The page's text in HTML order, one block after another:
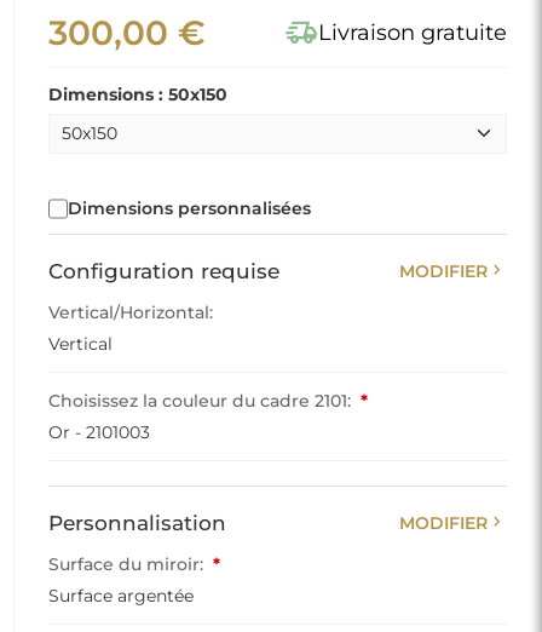
300,00 € delivery_truck_speedLivraison gratuite
Dimensions : 50x150
Dimensions personnalisées
Configuration requise MODIFIER chevron_right
Vertical/Horizontal:
Vertical
Choisissez la couleur du cadre 2101: *
Or - 2101003
Personnalisation MODIFIER chevron_right
Surface du miroir: *
Surface argentée